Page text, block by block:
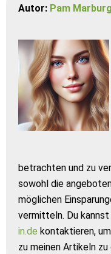
Autor: Pam
betrachten und zu
sowohl die
möglichen
vermitteln. Du
in.de kontaktieren,
zu meinen Artikeln zu